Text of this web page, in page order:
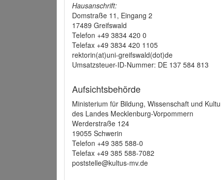
Hausanschrift:
Domstraße 11, Eingang 2
17489 Greifswald
Telefon +49 3834 420 0
Telefax +49 3834 420 1105
rektorin(at)uni-greifswald(dot)de
Umsatzsteuer-ID-Nummer: DE 137 584 813
Aufsichtsbehörde
Ministerium für Bildung, Wissenschaft und
des Landes Mecklenburg-Vorpommern
Werderstraße 124
19055 Schwerin
Telefon +49 385 588-0
Telefax +49 385 588-7082
poststelle@kultus-mv.de